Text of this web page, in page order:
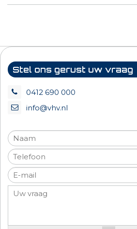
Stel ons gerust uw vraag
0412 690 000
info@vhv.nl